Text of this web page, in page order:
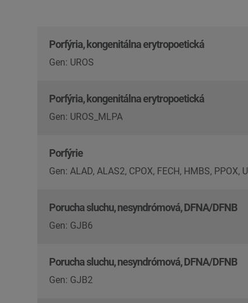
Porfýria, kongenitálna erytropoetická
Gen: UROS
Porfýria, kongenitálna erytropoetická
Gen: UROS_MLPA
Porfýrie
Gen: ALAD, ALAS2, CPOX, FECH, HMBS, PPOX,
Porucha sluchu, nesyndrómová, DFNA/DFNB
Gen: GJB6
Porucha sluchu, nesyndrómová, DFNA/DFNB
Gen: GJB2